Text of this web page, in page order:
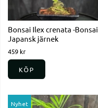
Bonsai Ilex crenata -Bonsai
Japansk järnek
459 kr
KÖP
Nyhet